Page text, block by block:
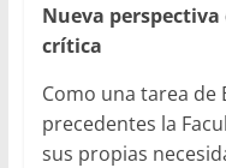
Nueva
crítica
Como una tarea de
precedentes la
sus propias